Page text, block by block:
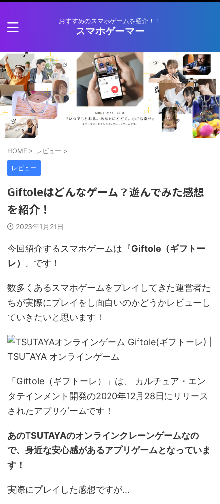
おすすめのスマホゲームを紹介！！
スマホゲーマー
HOME > レビュー >
レビュー
Giftoleはどんなゲーム？遊んでみた感想
を紹介！
2023年1月21日
今回紹介するスマホゲームは『Giftole（ギフトー
レ）
』です！
数多くあるスマホゲームをプレイしてきた運営者た
ちが実際にプレイをし面白いのかどうかレビューし
ていきたいと思います！
「Giftole（ギフトーレ）」は、 カルチュア・エン
タテインメント開発の2020年12月28日にリリース
されたアプリゲームです！
あのTSUTAYAのオンラインクレーンゲームなの
で、身近な安心感があるアプリゲームとなっていま
す！
実際にプレイした感想ですが…